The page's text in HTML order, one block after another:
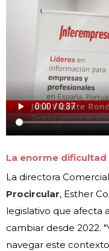
La enorme
La directora
Procircular, Esther
legislativo que afecta
cambiar desde 2022.
navegar este